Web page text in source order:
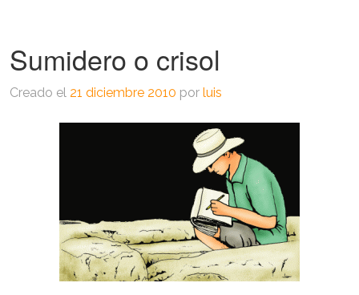
Sumidero o crisol
Creado el 21 diciembre 2010 por luis